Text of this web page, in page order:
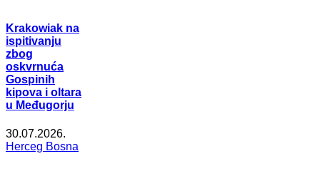
Krakowiak na
ispitivanju
zbog
oskvrnuća
Gospinih
kipova i oltara
u Međugorju
30.07.2026.
Herceg Bosna